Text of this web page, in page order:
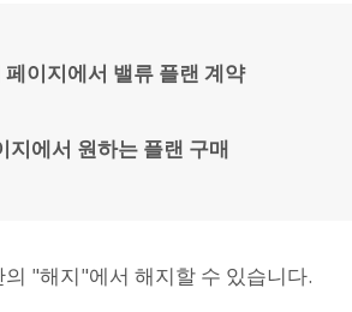
이지에서 밸류 플랜 계약
에서 원하는 플랜 구매
"해지"에서 해지할 수 있습니다.